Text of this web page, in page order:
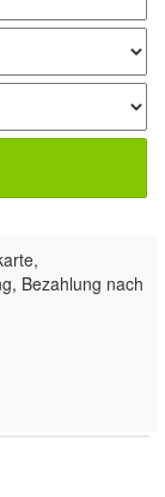
Bezahlung nach